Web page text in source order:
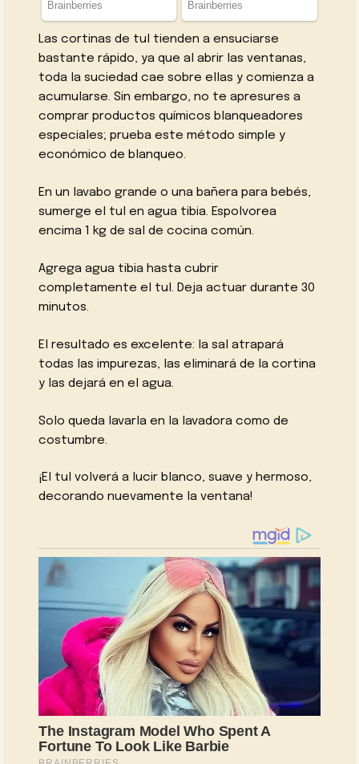
Las cortinas de tul tienden a ensuciarse
bastante rápido, ya que al abrir las ventanas,
toda la suciedad cae sobre ellas y comienza a
acumularse. Sin embargo, no te apresures a
comprar productos químicos blanqueadores
especiales; prueba este método simple y
económico de blanqueo.
En un lavabo grande o una bañera para bebés,
sumerge el tul en agua tibia. Espolvorea
encima 1 kg de sal de cocina común.
Agrega agua tibia hasta cubrir
completamente el tul. Deja actuar durante 30
minutos.
El resultado es excelente: la sal atrapará
todas las impurezas, las eliminará de la cortina
y las dejará en el agua.
Solo queda lavarla en la lavadora como de
costumbre.
¡El tul volverá a lucir blanco, suave y hermoso,
decorando nuevamente la ventana!